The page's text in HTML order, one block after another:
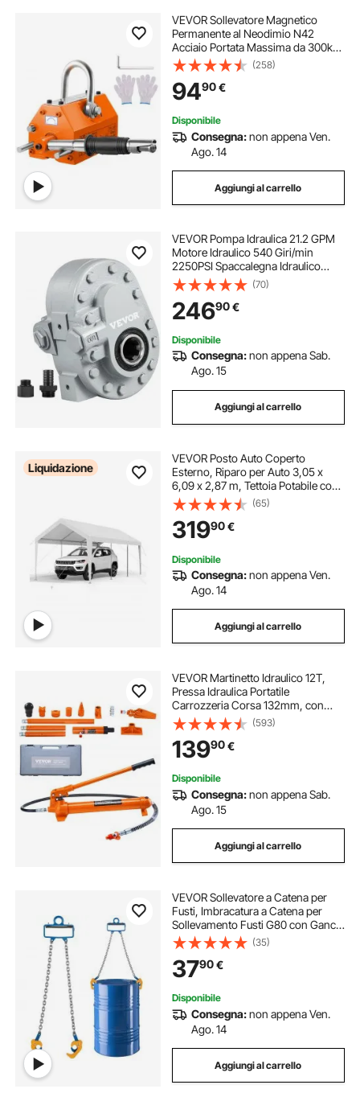
VEVOR Sollevatore Magnetico
Permanente al Neodimio N42
Acciaio Portata Massima da 300kg
Dimensioni Base 156x91x98 mm,
Sollevatore a Magneti Permanenti
Fattore di Sicurezza 2,5 Forza di
Trazione 750 kg
(258)
9490€
Disponibile
Consegna:non appena Ven.
Ago. 14
Aggiungi al carrello
VEVOR Pompa Idraulica 21.2 GPM
Motore Idraulico 540 Giri/min
2250PSI Spaccalegna Idraulico
Porta di Uscita SAE 12 per
Spaccalegna per Sollevatore
Portellone Camion, Sollevatore a
Forbice
(70)
24690€
Disponibile
Consegna:non appena Sab.
Ago. 15
Aggiungi al carrello
Liquidazione
VEVOR Posto Auto Coperto
Esterno, Riparo per Auto 3,05 x
6,09 x 2,87 m, Tettoia Potabile con
Pareti Laterali e Porta Rimovibili,
Resistente ai Raggi UV e all'Acqua,
per Auto e Barca, Bianco
(65)
31990€
Disponibile
Consegna:non appena Ven.
Ago. 14
Aggiungi al carrello
VEVOR Martinetto Idraulico 12T,
Pressa Idraulica Portatile
Carrozzeria Corsa 132mm, con
Tubo Olio da 1,4 m e Custodia, per
Riparazione Telaio Auto
Costruzione Auto, Martinetto
Idraulico Cilindro
(593)
13990€
Disponibile
Consegna:non appena Sab.
Ago. 15
Aggiungi al carrello
VEVOR Sollevatore a Catena per
Fusti, Imbracatura a Catena per
Sollevamento Fusti G80 con Gancio
di Sicurezza, Capacità di 1 T, per
Carrello Elevatore con Gru,
Sollevatore in Acciaio al Carboni
(35)
3790€
Disponibile
Consegna:non appena Ven.
Ago. 14
Aggiungi al carrello